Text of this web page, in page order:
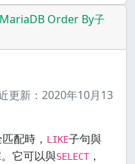
MariaDB Order By子
更新： 2020年10月13
配時， LIKE子句與
它可以與SELECT ，